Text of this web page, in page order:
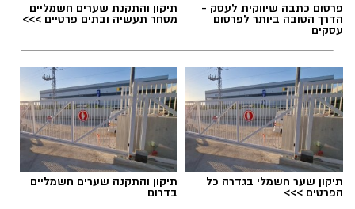
פרסום כתבה שיווקית לעסק -
הדרך הטובה ביותר לפרסום
עסקים
תיקון והתקנת שערים חשמליים
מסחר תעשיה ובתים פרטיים >>>
תיקון שער חשמלי בגדרה כל
הפרטים >>>
תיקון והתקנה שערים חשמליים
בדרום